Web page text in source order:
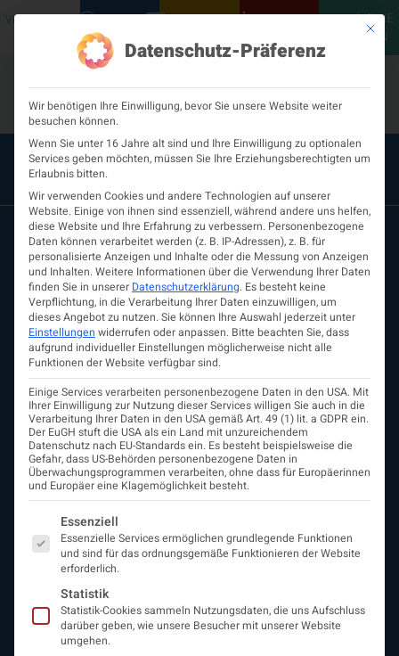
VERANSTALTUNGENPODCASTS NEUROLOGISCH KONTAKT
MEINE
ÖGN
ÖGN
Über uns
Vorstand
Beirat
Arbeitsgemeinschaften
assoziierte Gesellschaften
EAN
Fördermitglieder
Neurologiereport
Mitgliedschaft
Statuten
Protokolle
Kontakt
Impressum
Datenschutzerklärung
Mit
Datenschutz-Präferenz
Wir benötigen Ihre Einwilligung, bevor Sie unsere Website weiter
besuchen können.
Wenn Sie unter 16 Jahre alt sind und Ihre Einwilligung zu optionalen
Services geben möchten, müssen Sie Ihre Erziehungsberechtigten um
Erlaubnis bitten.
Wir verwenden Cookies und andere Technologien auf unserer
Website. Einige von ihnen sind essenziell, während andere uns helfen,
diese Website und Ihre Erfahrung zu verbessern. Personenbezogene
Daten können verarbeitet werden (z. B. IP-Adressen), z. B. für
personalisierte Anzeigen und Inhalte oder die Messung von Anzeigen
und Inhalten.Weitere Informationen über die Verwendung Ihrer Daten
finden Sie in unserer Datenschutzerklärung. Es besteht keine
Verpflichtung, in die Verarbeitung Ihrer Daten einzuwilligen, um
dieses Angebot zu nutzen.Sie können Ihre Auswahl jederzeit unter
Einstellungen widerrufen oder anpassen. Bitte beachten Sie, dass
aufgrund individueller Einstellungen möglicherweise nicht alle
Funktionen der Website verfügbar sind.
Einige Services verarbeiten personenbezogene Daten in den USA. Mit
Ihrer Einwilligung zur Nutzung dieser Services willigen Sie auch in die
Verarbeitung Ihrer Daten in den USA gemäß Art. 49 (1) lit. a GDPR ein.
Der EuGH stuft die USA als ein Land mit unzureichendem
Datenschutz nach EU-Standards ein. Es besteht beispielsweise die
Gefahr, dass US-Behörden personenbezogene Daten in
Überwachungsprogrammen verarbeiten, ohne dass für Europäerinnen
und Europäer eine Klagemöglichkeit besteht.
Es folgt eine Liste der Service-Gruppen, für die eine
Essenziell
Essenzielle Services ermöglichen grundlegende Funktionen
und sind für das ordnungsgemäße Funktionieren der Website
erforderlich.
Statistik
Statistik-Cookies sammeln Nutzungsdaten, die uns Aufschluss
darüber geben, wie unsere Besucher mit unserer Website
umgehen.